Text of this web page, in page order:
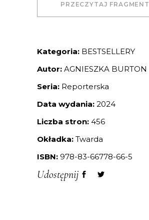
PRZECZYTAJ FRAGMENT
Kategoria: BESTSELLERY
Autor: AGNIESZKA BURTON
Seria: Reporterska
Data wydania: 2024
Liczba stron: 456
Okładka: Twarda
ISBN: 978-83-66778-66-5
Udostępnij